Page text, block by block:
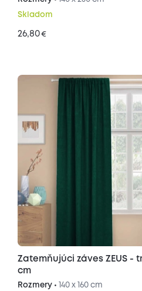
Skladom
26,80€
Zatemňujúci záves ZEUS -
cm
Rozmery • 140 x 160 cm